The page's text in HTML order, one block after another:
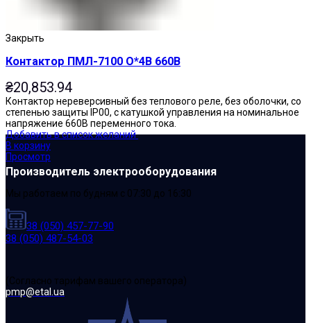
Закрыть
Контактор ПМЛ-7100 О*4В 660В
₴20,853.94
Контактор нереверсивный без теплового реле, без оболочки, со
степенью защиты IP00, с катушкой управления на номинальное
напряжение 660В переменного тока.
Добавить в список желаний
В корзину
Просмотр
Производитель электрооборудования
Мы работаем по будням с 07:30 до 16:30
38 (050) 457-77-90
38 (050) 487-54-03
(Cогласно тарифам вашего оператора)
pmp@etal.ua